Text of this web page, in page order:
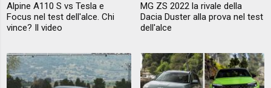
Alpine A110 S vs Tesla e
Focus nel test dell'alce. Chi
vince? Il video
MG ZS 2022 la rivale della
Dacia Duster alla prova nel test
dell'alce